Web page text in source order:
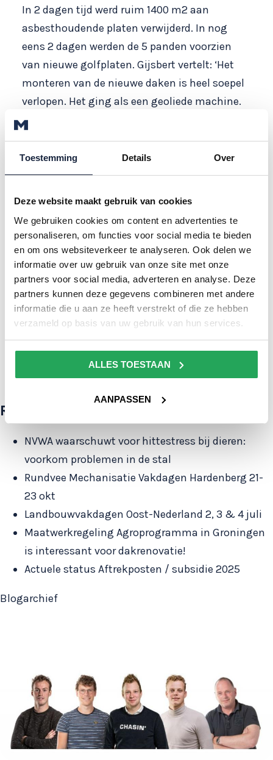
Toestemming Details Over
Deze website maakt gebruik van cookies
We gebruiken cookies om content en advertenties te
personaliseren, om functies voor social media te bieden
en om ons websiteverkeer te analyseren. Ook delen we
informatie over uw gebruik van onze site met onze
partners voor social media, adverteren en analyse. Deze
partners kunnen deze gegevens combineren met andere
informatie die u aan ze heeft verstrekt of die ze hebben
verzameld op basis van uw gebruik van hun services.
ALLES TOESTAAN
AANPASSEN
In 2 dagen tijd werd ruim 1400 m2 aan
asbesthoudende platen verwijderd. In nog
eens 2 dagen werden de 5 panden voorzien
van nieuwe golfplaten. Gijsbert vertelt: ‘Het
monteren van de nieuwe daken is heel soepel
verlopen. Het ging als een geoliede machine.
De mannen werkten heel ordelijk, snel én
netjes. Op de melkstal hebben we gekozen
voor een dichte lichtnok. Die werd ook gelijk
geplaatst, dus het dak zat snel weer dicht. Wij
Bekijk hier de foto's van de dakrenovatie >
Delen:
Volgende
nieuwsbericht
Vorige
nieuwsbericht
Recente artikelen
NVWA waarschuwt voor hittestress bij dieren:
voorkom problemen in de stal
Rundvee Mechanisatie Vakdagen Hardenberg 21-
23 okt
Landbouwvakdagen Oost-Nederland 2, 3 & 4 juli
Maatwerkregeling Agroprogramma in Groningen
is interessant voor dakrenovatie!
Actuele status Aftrekposten / subsidie 2025
Blogarchief